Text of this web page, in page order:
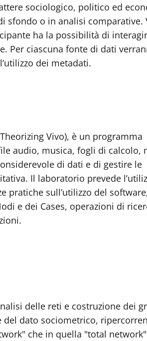
sociologico, politico ed
sfondo o in analisi comparative.
ha la possibilità di
Per ciascuna fonte di dati
dei metadati.
Vivo), è un programma
audio, musica, fogli di calcolo,
di dati e di gestire le
Il laboratorio prevede
pratiche sull’utilizzo del
e dei Cases, operazioni di
delle reti e costruzione dei
dato sociometrico,
che in quella "total